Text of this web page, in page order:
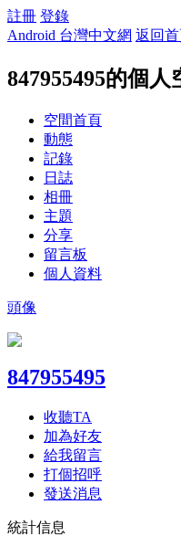
註冊 登錄
Android 台灣中文網 返回
847955495的個人
空間首頁
動態
記錄
日誌
相冊
主題
分享
留言板
個人資料
頭像
847955495
收聽TA
加為好友
給我留言
打個招呼
發送消息
統計信息